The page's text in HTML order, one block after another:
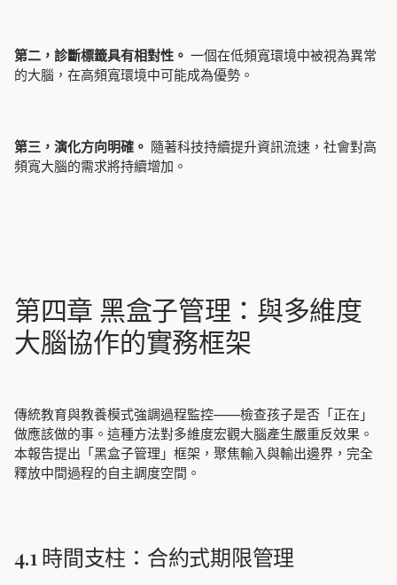
第二，診斷標籤具有相對性。 一個在低頻寬環境中被視為異常
的大腦，在高頻寬環境中可能成為優勢。
第三，演化方向明確。 隨著科技持續提升資訊流速，社會對高
頻寬大腦的需求將持續增加。
第四章 黑盒子管理：與多維度
大腦協作的實務框架
傳統教育與教養模式強調過程監控——檢查孩子是否「正在」
做應該做的事。這種方法對多維度宏觀大腦產生嚴重反效果。
本報告提出「黑盒子管理」框架，聚焦輸入與輸出邊界，完全
釋放中間過程的自主調度空間。
4.1 時間支柱：合約式期限管理